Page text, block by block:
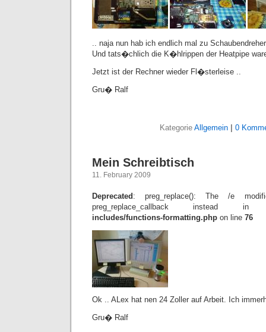
.. naja nun hab ich endlich mal zu
Und tats�chlich die K�hlrippen der Heatpipe
Jetzt ist der Rechner wieder Fl�sterleise ..
Gru� Ralf
Kategorie Allgemein 0
Mein Schreibtisch
11. February 2009
Deprecated : preg_replace(): The /e
preg_replace_callback instead
includes/functions-formatting.php on line 76
Ok .. ALex hat nen 24 Zoller auf Arbeit. Ich
Gru� Ralf